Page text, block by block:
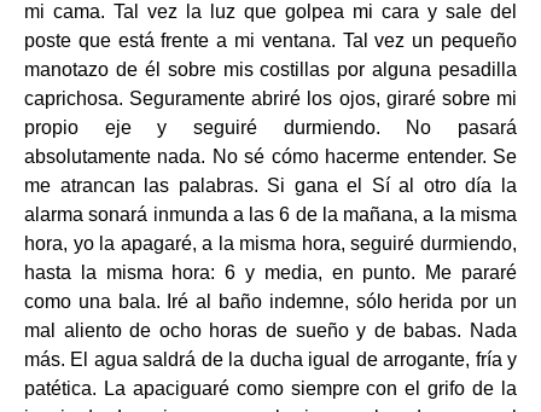
mi cama. Tal vez la luz que golpea mi cara y sale del
poste que está frente a mi ventana. Tal vez un pequeño
manotazo de él sobre mis costillas por alguna pesadilla
caprichosa. Seguramente abriré los ojos, giraré sobre mi
propio eje y seguiré durmiendo. No pasará
absolutamente nada. No sé cómo hacerme entender. Se
me atrancan las palabras. Si gana el Sí al otro día la
alarma sonará inmunda a las 6 de la mañana, a la misma
hora, yo la apagaré, a la misma hora, seguiré durmiendo,
hasta la misma hora: 6 y media, en punto. Me pararé
como una bala. Iré al baño indemne, sólo herida por un
mal aliento de ocho horas de sueño y de babas. Nada
más. El agua saldrá de la ducha igual de arrogante, fría y
patética. La apaciguaré como siempre con el grifo de la